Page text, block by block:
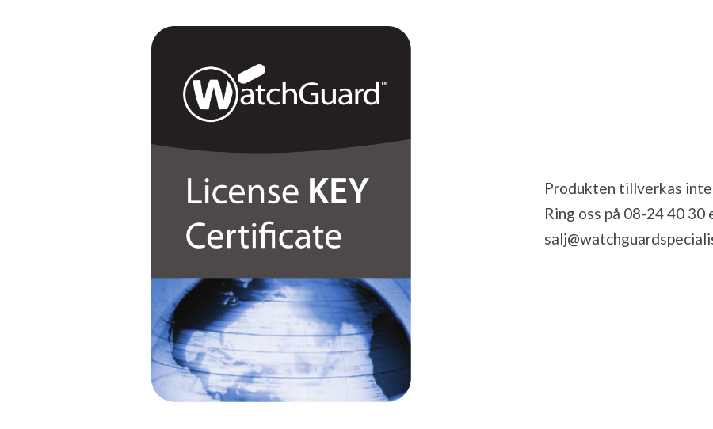
Produkten tillverkas
Ring oss på 08-24 40